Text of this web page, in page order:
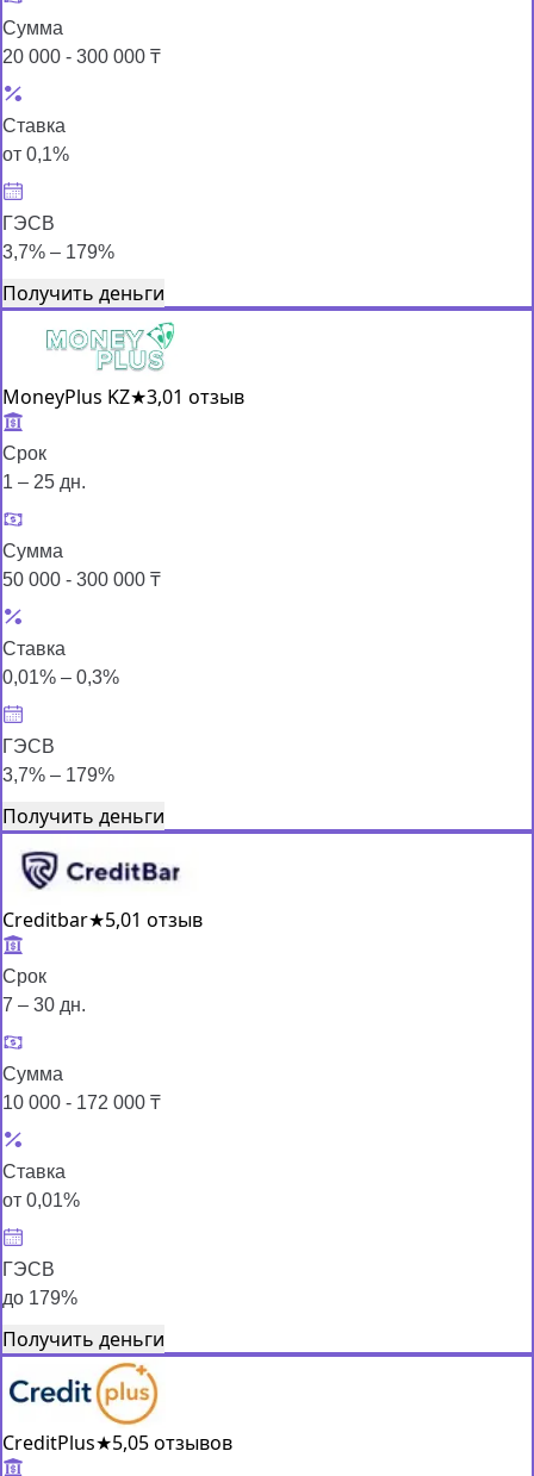
Сумма
20 000 - 300 000 ₸
Ставка
от 0,1%
ГЭСВ
3,7% – 179%
Получить деньги
MoneyPlus KZ★3,01 отзыв
Срок
1 – 25 дн.
Сумма
50 000 - 300 000 ₸
Ставка
0,01% – 0,3%
ГЭСВ
3,7% – 179%
Получить деньги
Creditbar★5,01 отзыв
Срок
7 – 30 дн.
Сумма
10 000 - 172 000 ₸
Ставка
от 0,01%
ГЭСВ
до 179%
Получить деньги
CreditPlus★5,05 отзывов